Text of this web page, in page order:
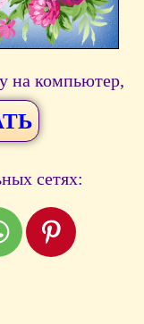
на компьютер,
сетях: